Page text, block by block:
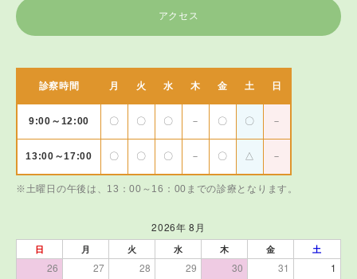
アクセス
診察時間 月 火 水 木 金 土 日
9:00～12:00 〇 〇 〇 － 〇 〇 －
13:00～17:00 〇 〇 〇 － 〇 △ －
※土曜日の午後は、13：00～16：00までの診療となります。
2026年 8月
日 月 火 水 木 金 土
26 27 28 29 30 31 1